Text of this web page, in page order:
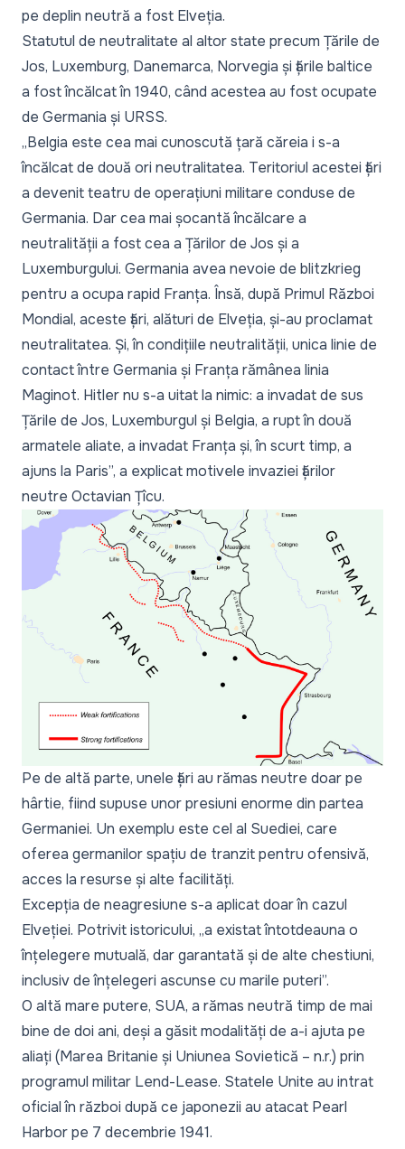
pe deplin neutră a fost Elveția.
Statutul de neutralitate al altor state precum Țările de
Jos, Luxemburg, Danemarca, Norvegia și țările baltice
a fost încălcat în 1940, când acestea au fost ocupate
de Germania și URSS.
„Belgia este cea mai cunoscută țară căreia i s-a
încălcat de două ori neutralitatea. Teritoriul acestei țări
a devenit teatru de operațiuni militare conduse de
Germania. Dar cea mai șocantă încălcare a
neutralității a fost cea a Țărilor de Jos și a
Luxemburgului. Germania avea nevoie de blitzkrieg
pentru a ocupa rapid Franța. Însă, după Primul Război
Mondial, aceste țări, alături de Elveția, și-au proclamat
neutralitatea. Și, în condițiile neutralității, unica linie de
contact între Germania și Franța rămânea linia
Maginot. Hitler nu s-a uitat la nimic: a invadat de sus
Țările de Jos, Luxemburgul și Belgia, a rupt în două
armatele aliate, a invadat Franța și, în scurt timp, a
ajuns la Paris”, a explicat motivele invaziei țărilor
neutre Octavian Țîcu.
Pe de altă parte, unele țări au rămas neutre doar pe
hârtie, fiind supuse unor presiuni enorme din partea
Germaniei. Un exemplu este cel al Suediei, care
oferea germanilor spațiu de tranzit pentru ofensivă,
acces la resurse și alte facilități.
Excepția de neagresiune s-a aplicat doar în cazul
Elveției. Potrivit istoricului, „a existat întotdeauna o
înțelegere mutuală, dar garantată și de alte chestiuni,
inclusiv de înțelegeri ascunse cu marile puteri”.
O altă mare putere, SUA, a rămas neutră timp de mai
bine de doi ani, deși a găsit modalități de a-i ajuta pe
aliați (Marea Britanie și Uniunea Sovietică – n.r.) prin
programul militar Lend-Lease. Statele Unite au intrat
oficial în război după ce japonezii au atacat Pearl
Harbor pe 7 decembrie 1941.